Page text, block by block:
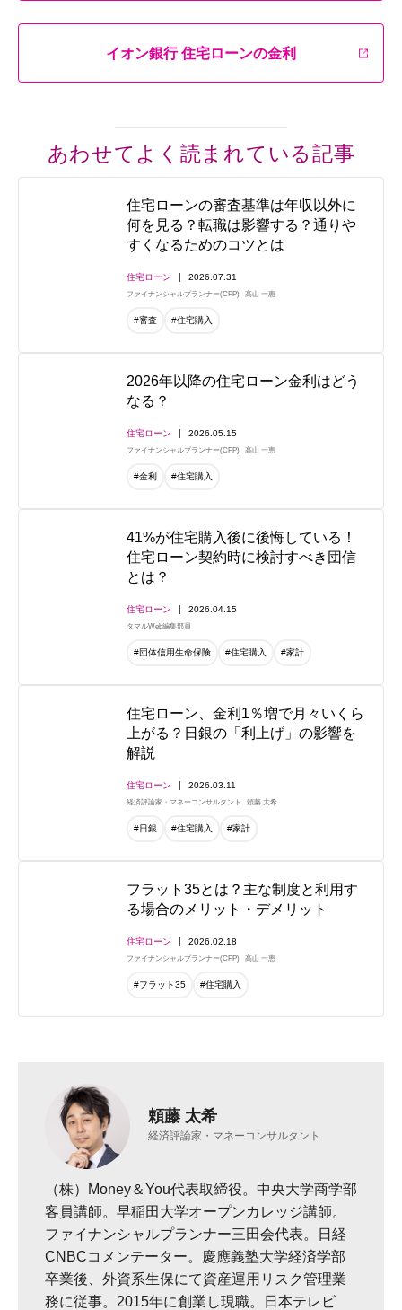
イオン銀行 住宅ローンの金利
あわせてよく読まれている記事
住宅ローンの審査基準は年収以外に
何を見る？転職は影響する？通りや
すくなるためのコツとは
住宅ローン 2026.07.31
ファイナンシャルプランナー(CFP) 高山 一恵
#審査 #住宅購入
2026年以降の住宅ローン金利はどう
なる？
住宅ローン 2026.05.15
ファイナンシャルプランナー(CFP) 高山 一恵
#金利 #住宅購入
41%が住宅購入後に後悔している！
住宅ローン契約時に検討すべき団信
とは？
住宅ローン 2026.04.15
タマルWeb編集部員
#団体信用生命保険 #住宅購入 #家計
住宅ローン、金利1％増で月々いくら
上がる？日銀の「利上げ」の影響を
解説
住宅ローン 2026.03.11
経済評論家・マネーコンサルタント 頼藤 太希
#日銀 #住宅購入 #家計
フラット35とは？主な制度と利用す
る場合のメリット・デメリット
住宅ローン 2026.02.18
ファイナンシャルプランナー(CFP) 高山 一恵
#フラット35 #住宅購入
頼藤 太希
経済評論家・マネーコンサルタント
（株）Money＆You代表取締役。中央大学商学部
客員講師。早稲田大学オープンカレッジ講師。
ファイナンシャルプランナー三田会代表。日経
CNBCコメンテーター。慶應義塾大学経済学部
卒業後、外資系生保にて資産運用リスク管理業
務に従事。2015年に創業し現職。日本テレビ